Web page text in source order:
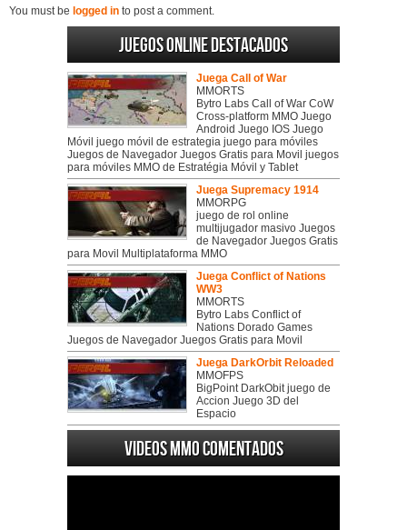
You must be logged in to post a comment.
Juegos online destacados
Juega Call of War
MMORTS
Bytro Labs Call of War CoW
Cross-platform MMO Juego
Android Juego IOS Juego
Móvil juego móvil de estrategia juego para móviles
Juegos de Navegador Juegos Gratis para Movil juegos
para móviles MMO de Estratégia Móvil y Tablet
Juega Supremacy 1914
MMORPG
juego de rol online
multijugador masivo Juegos
de Navegador Juegos Gratis
para Movil Multiplataforma MMO
Juega Conflict of Nations
WW3
MMORTS
Bytro Labs Conflict of
Nations Dorado Games
Juegos de Navegador Juegos Gratis para Movil
Juega DarkOrbit Reloaded
MMOFPS
BigPoint DarkObit juego de
Accion Juego 3D del
Espacio
Videos MMO Comentados